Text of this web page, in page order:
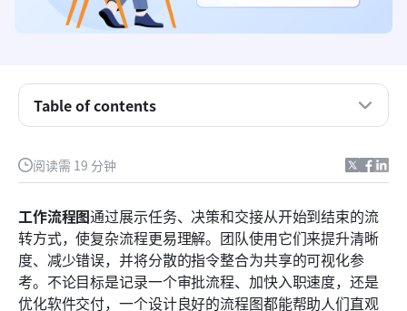
阅读需 19 分钟
工作流程图通过展示任务、决策和交接从开始到结束的流
转方式，使复杂流程更易理解。团队使用它们来提升清晰
度、减少错误，并将分散的指令整合为共享的可视化参
考。不论目标是记录一个审批流程、加快入职速度，还是
优化软件交付，一个设计良好的流程图都能帮助人们直观
Table of contents
什么是工作流程图？
如何创建工作流程图
使用 Lark 的互联工作区设计更智能的工作流程
操作时间：试用 Lark 流程图模板
避免这些工作流程图的陷阱
为什么工作流程图很重要
结论